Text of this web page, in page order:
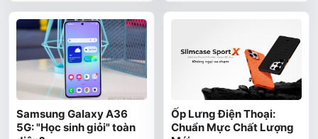
Samsung Galaxy A36
5G: "Học sinh giỏi" toàn
Ốp Lưng Điện Thoại:
Chuẩn Mực Chất Lượng